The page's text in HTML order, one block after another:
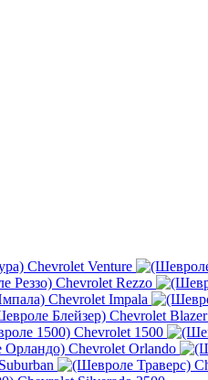
Chevrolet Venture
Chevrolet Rezzo
Chevrolet Impala
Chevrolet Blazer
Chevrolet 1500
Chevrolet Orlando